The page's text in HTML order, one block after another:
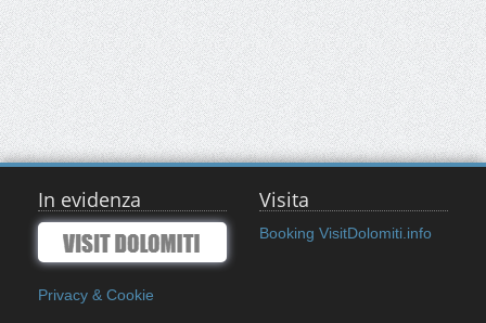
In evidenza
Privacy & Cookie
Visita
Booking VisitDolomiti.info